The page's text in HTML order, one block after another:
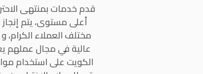
قدم خدمات بمنتهى
أعلى مستوى، يتم
مختلف العملاء
عالية في مجال عملهم
الكويت على استخدام